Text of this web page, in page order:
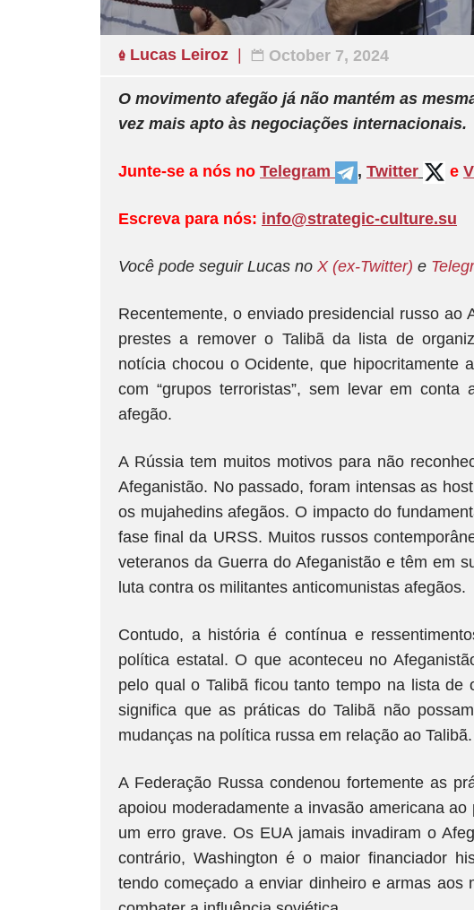
Lucas Leiroz October 7, 2024
O movimento afegão já não mantém as
vez mais apto às negociações internacionais.
Junte-se a nós no Telegram , Twitter e
Escreva para nós: info@strategic-culture.su
Você pode seguir Lucas no X (ex-Twitter) e
Recentemente, o enviado presidencial russo ao
prestes a remover o Talibã da lista de
notícia chocou o Ocidente, que hipocritamente
com “grupos terroristas”, sem levar em conta
afegão.
A Rússia tem muitos motivos para não
Afeganistão. No passado, foram intensas as
os mujahedins afegãos. O impacto do
fase final da URSS. Muitos russos
veteranos da Guerra do Afeganistão e têm em
luta contra os militantes anticomunistas afegãos.
Contudo, a história é contínua e
política estatal. O que aconteceu no
pelo qual o Talibã ficou tanto tempo na lista de
significa que as práticas do Talibã não
mudanças na política russa em relação ao Talibã.
A Federação Russa condenou fortemente as
apoiou moderadamente a invasão americana
um erro grave. Os EUA jamais invadiram o
contrário, Washington é o maior financiador
tendo começado a enviar dinheiro e armas aos